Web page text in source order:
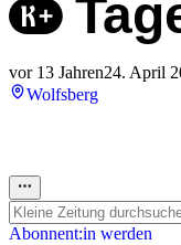
vor 13 Jahren24. April
Wolfsberg
Abonnent:in werden